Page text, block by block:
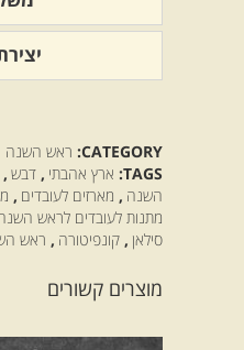
CATEGORY: ראש השנה
TAGS: ארץ אהבתי , דבש ,
השנה , מארזים לעובדים ,
מתנות לעובדים לראש
סילאן , קונפיטורה , ראש
מוצרים קשורים